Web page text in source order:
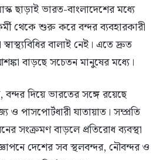
ছাড়াই ভারত-বাংলাদেশের মধ্যে
থেকে শুরু করে বন্দর ব্যবহারকারী
বালাই নেই। এতে দ্রুত
বাড়ছে সচেতন মানুষের মধ্যে।
বন্দর দিয়ে ভারতের সঙ্গে রয়েছে
ও পাসপোর্টধারী যাতায়াত। সম্প্রতি
সংক্রমণ বাড়লে প্রতিরোধ ব্যবস্থা
দেশের সব স্থলবন্দর, নৌবন্দর ও